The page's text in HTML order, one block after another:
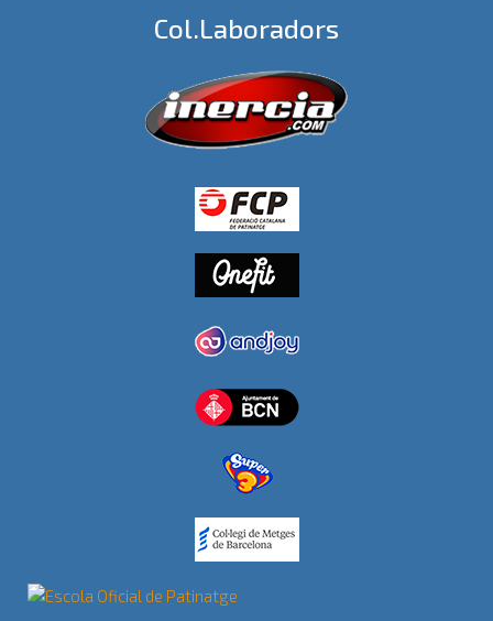
Col.laboradors